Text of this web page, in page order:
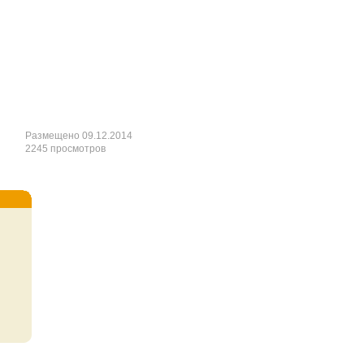
Размещено 09.12.2014
2245 просмотров